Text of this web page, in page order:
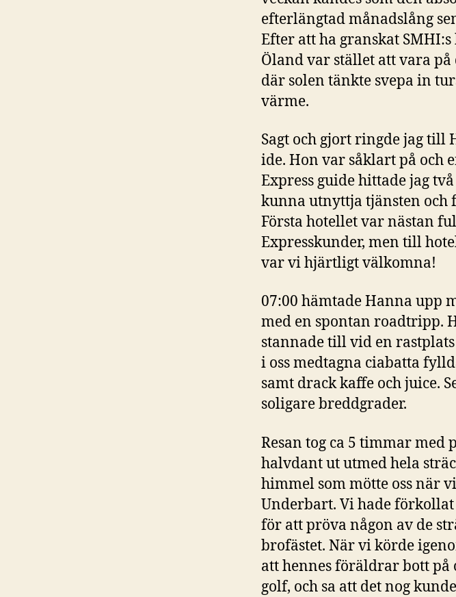
efterlängtad månadslång
Efter att ha granskat
Öland var stället att vara
där solen tänkte svepa in
värme.
Sagt och gjort ringde jag till
ide. Hon var såklart på och
Express guide hittade jag
kunna utnyttja tjänsten och
Första hotellet var nästan
Expresskunder, men till
var vi hjärtligt välkomna!
07:00 hämtade Hanna upp
med en spontan roadtripp.
stannade till vid en
i oss medtagna ciabatta
samt drack kaffe och juice.
soligare breddgrader.
Resan tog ca 5 timmar med
halvdant ut utmed hela
himmel som mötte oss när
Underbart. Vi hade
för att pröva någon av de
brofästet. När vi körde
att hennes föräldrar bott på
golf, och sa att det nog